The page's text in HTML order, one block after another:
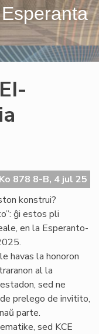
878 8-B, 4 jul 25
konstrui?
ĝi estos pli
en la Esperanto-
havas la honoron
al la
sed ne
prelego de invitito,
parte.
sed KCE